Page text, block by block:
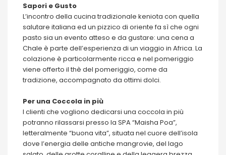
Sapori e Gusto
L’incontro della cucina tradizionale keniota con quella
salutare italiana ed un pizzico di oriente fa sì che ogni
pasto sia un evento atteso e da gustare: una cena a
Chale è parte dell’esperienza di un viaggio in Africa. La
colazione è particolarmente ricca e nel pomeriggio
viene offerto il thè del pomeriggio, come da
tradizione, accompagnato da ottimi dolci.
Per una Coccola in più
I clienti che vogliono dedicarsi una coccola in più
potranno rilassarsi presso la SPA “Maisha Poa”,
letteralmente “buona vita”, situata nel cuore dell’isola
dove l’energia delle antiche mangrovie, del lago